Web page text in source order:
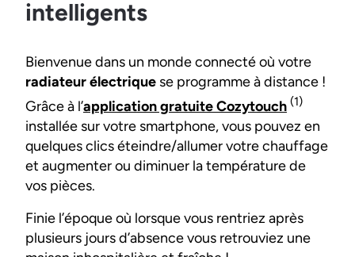
intelligents
Bienvenue dans un monde connecté où votre
radiateur électrique se programme à distance !
Grâce à l’application gratuite Cozytouch (1)
installée sur votre smartphone, vous pouvez en
quelques clics éteindre/allumer votre chauffage
et augmenter ou diminuer la température de
vos pièces.
Finie l’époque où lorsque vous rentriez après
plusieurs jours d’absence vous retrouviez une